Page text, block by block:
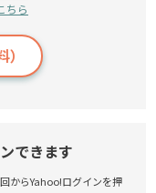
ちら
できます
からYahoo!ログインを押